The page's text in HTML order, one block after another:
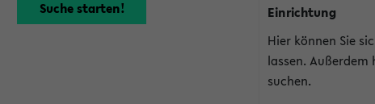
Einrichtung
Hier können Sie
lassen.
suchen.